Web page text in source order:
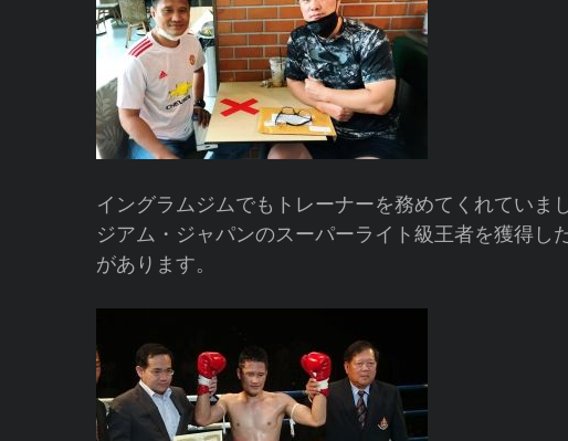
イングラムジムでもトレーナーを務めてくれてい
ジアム・ジャパンのスーパーライト級王者を獲得
があります。